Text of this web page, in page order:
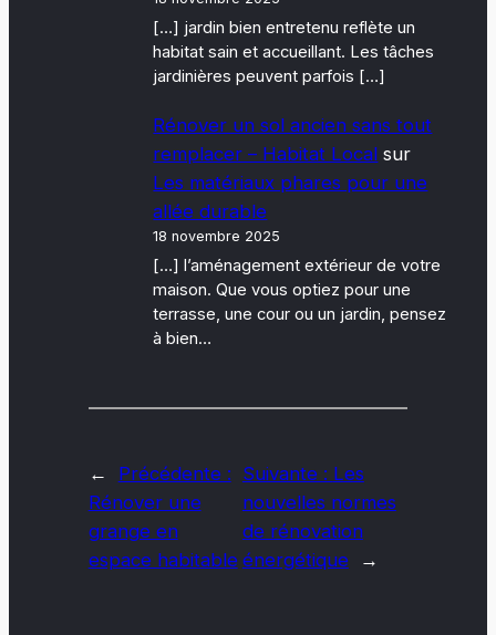
[…] jardin bien entretenu reflète un
habitat sain et accueillant. Les tâches
jardinières peuvent parfois […]
Rénover un sol ancien sans tout
remplacer – Habitat Local sur
Les matériaux phares pour une
allée durable
18 novembre 2025
[…] l’aménagement extérieur de votre
maison. Que vous optiez pour une
terrasse, une cour ou un jardin, pensez
à bien…
←
Précédente :
Rénover une
grange en
espace habitable
Suivante : Les
nouvelles normes
de rénovation
énergétique
→